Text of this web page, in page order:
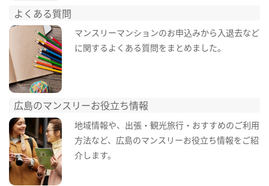
よくある質問
マンスリーマンションのお申込みから入退去など
に関するよくある質問をまとめました。
広島のマンスリーお役立ち情報
地域情報や、出張・観光旅行・おすすめのご利用
方法など、広島のマンスリーお役立ち情報をご紹
介します。